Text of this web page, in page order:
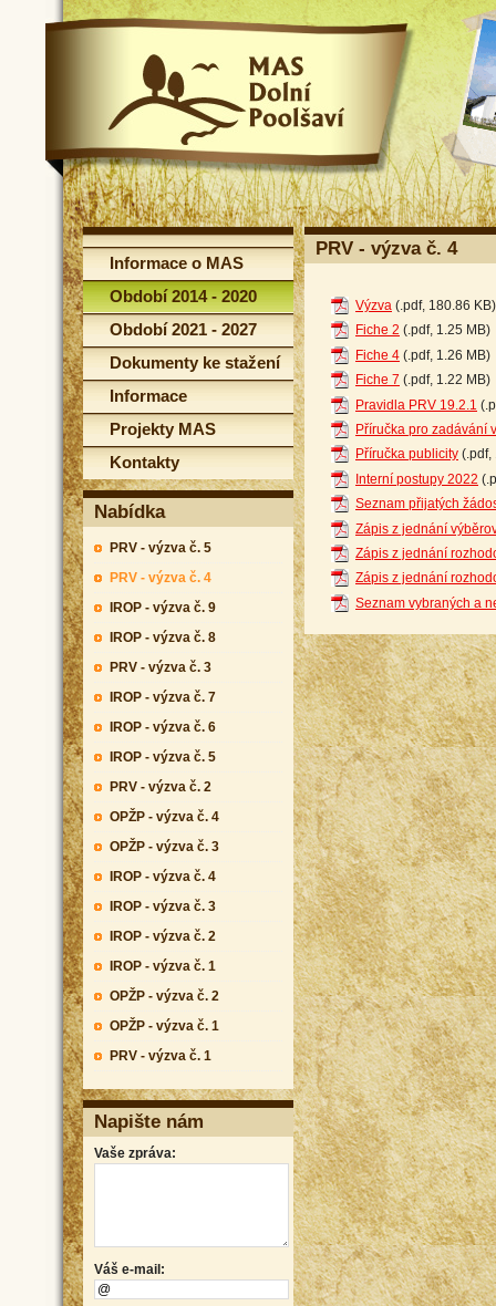
Informace o MAS
Období 2014 - 2020
Období 2021 - 2027
Dokumenty ke stažení
Informace
Projekty MAS
Kontakty
Nabídka
PRV - výzva č. 5
PRV - výzva č. 4
IROP - výzva č. 9
IROP - výzva č. 8
PRV - výzva č. 3
IROP - výzva č. 7
IROP - výzva č. 6
IROP - výzva č. 5
PRV - výzva č. 2
OPŽP - výzva č. 4
OPŽP - výzva č. 3
IROP - výzva č. 4
IROP - výzva č. 3
IROP - výzva č. 2
IROP - výzva č. 1
OPŽP - výzva č. 2
OPŽP - výzva č. 1
PRV - výzva č. 1
Napište nám
Vaše zpráva:
Váš e-mail:
PRV - výzva č. 4
Výzva (.pdf, 180.86 KB)
Fiche 2 (.pdf, 1.25 MB)
Fiche 4 (.pdf, 1.26 MB)
Fiche 7 (.pdf, 1.22 MB)
Pravidla PRV 19.2.1
Příručka pro zadávání
Příručka publicity (.pdf,
Interní postupy 2022
Seznam přijatých
Zápis z jednání
Zápis z jednání
Zápis z jednání
Seznam vybraných a